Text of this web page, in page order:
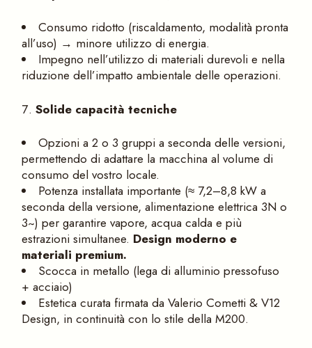
Consumo ridotto (riscaldamento, modalità pronta
all’uso) → minore utilizzo di energia.
Impegno nell’utilizzo di materiali durevoli e nella
riduzione dell’impatto ambientale delle operazioni.
Solide capacità tecniche
Opzioni a 2 o 3 gruppi a seconda delle versioni,
permettendo di adattare la macchina al volume di
consumo del vostro locale.
Potenza installata importante (≈ 7,2–8,8 kW a
seconda della versione, alimentazione elettrica 3N o
3~) per garantire vapore, acqua calda e più
estrazioni simultanee. Design moderno e
materiali premium.
Scocca in metallo (lega di alluminio pressofuso
+ acciaio)
Estetica curata firmata da Valerio Cometti & V12
Design, in continuità con lo stile della M200.